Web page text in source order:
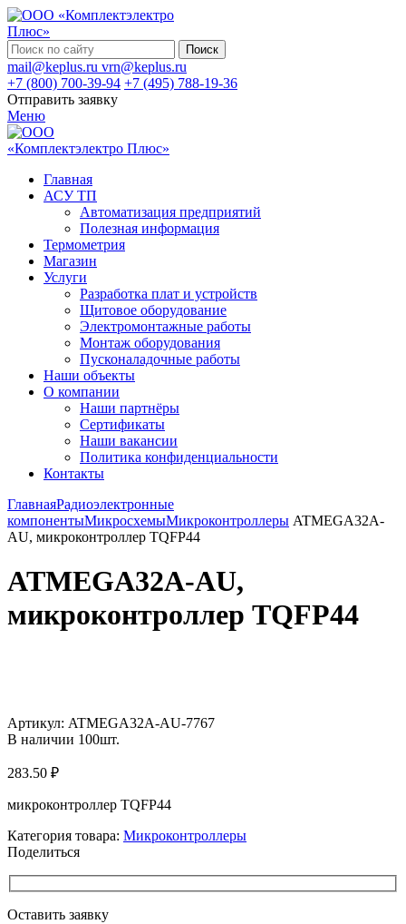
Поиск
mail@keplus.ru vrn@keplus.ru
+7 (800) 700-39-94 +7 (495) 788-19-36
Отправить заявку
Меню
Главная
АСУ ТП
Автоматизация предприятий
Полезная информация
Термометрия
Магазин
Услуги
Разработка плат и устройств
Щитовое оборудование
Электромонтажные работы
Монтаж оборудования
Пусконаладочные работы
Наши объекты
О компании
Наши партнёры
Сертификаты
Наши вакансии
Политика конфиденциальности
Контакты
ГлавнаяРадиоэлектронные
компонентыМикросхемыМикроконтроллеры ATMEGA32A-
AU, микроконтроллер TQFP44
ATMEGA32A-AU,
микроконтроллер TQFP44
Артикул: ATMEGA32A-AU-7767
В наличии 100шт.
283.50 ₽
микроконтроллер TQFP44
Категория товара: Микроконтроллеры
Поделиться
Оставить заявку